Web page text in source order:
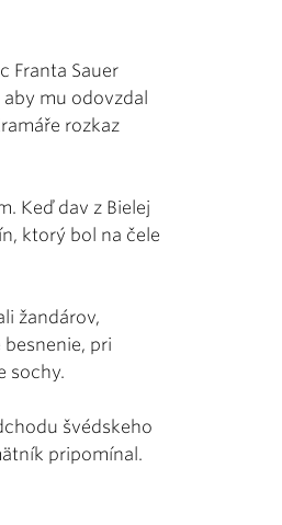
Franta Sauer
mu odovzdal
rozkaz
Keď dav z Bielej
ktorý bol na čele
žandárov,
pri
sochy.
švédskeho
pripomínal.